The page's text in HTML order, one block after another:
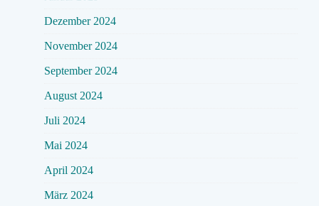
Dezember 2024
November 2024
September 2024
August 2024
Juli 2024
Mai 2024
April 2024
März 2024